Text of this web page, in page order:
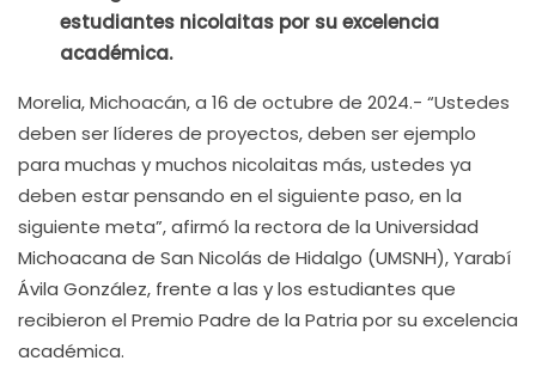
estudiantes nicolaitas por su excelencia
académica.
Morelia, Michoacán, a 16 de octubre de 2024.- “Ustedes
deben ser líderes de proyectos, deben ser ejemplo
para muchas y muchos nicolaitas más, ustedes ya
deben estar pensando en el siguiente paso, en la
siguiente meta”, afirmó la rectora de la Universidad
Michoacana de San Nicolás de Hidalgo (UMSNH), Yarabí
Ávila González, frente a las y los estudiantes que
recibieron el Premio Padre de la Patria por su excelencia
académica.